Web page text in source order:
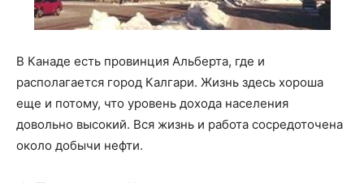
В Канаде есть провинция Альберта, где и
располагается город Калгари. Жизнь здесь хороша
еще и потому, что уровень дохода населения
довольно высокий. Вся жизнь и работа сосредоточена
около добычи нефти.